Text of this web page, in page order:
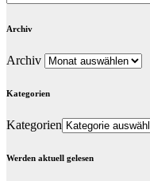
Archiv
Archiv
Kategorien
Kategorien
Werden aktuell gelesen